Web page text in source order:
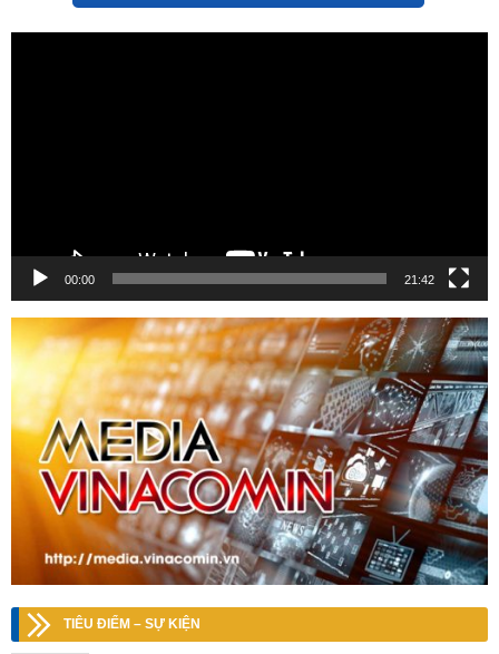
00:00 21:42
TIÊU ĐIỂM – SỰ KIỆN